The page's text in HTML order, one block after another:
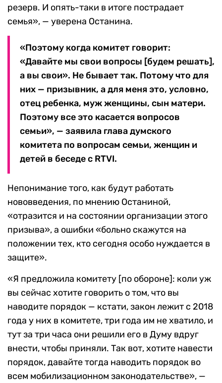
резерв. И опять-таки в итоге пострадает
семья», — уверена Останина.
«Поэтому когда комитет говорит:
«Давайте мы свои вопросы [будем решать],
а вы свои». Не бывает так. Потому что для
них — призывник, а для меня это, условно,
отец ребенка, муж женщины, сын матери.
Поэтому все это касается вопросов
семьи», — заявила глава думского
комитета по вопросам семьи, женщин и
детей в беседе с RTVI.
Непонимание того, как будут работать
нововведения, по мнению Останиной,
«отразится и на состоянии организации этого
призыва», а ошибки «больно скажутся на
положении тех, кто сегодня особо нуждается в
защите».
«Я предложила комитету [по обороне]: коли уж
вы сейчас хотите говорить о том, что вы
наводите порядок — кстати, закон лежит с 2018
года у них в комитете, три года им не хватило, и
тут за три часа они решили его в Думу вдруг
внести, чтобы приняли. Так вот, хотите навести
порядок, давайте тогда наводить порядок во
всем мобилизационном законодательстве», —